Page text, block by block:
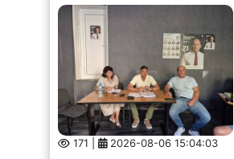
171 | 2026-08-06 15:04:03
Учредиха структура на
Прогресивна България в Мизия.